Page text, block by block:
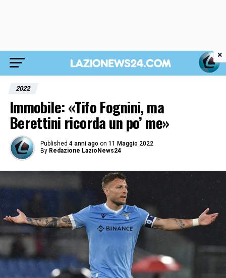
2022
Immobile: «Tifo Fognini, ma
Berettini ricorda un po’ me»
Published 4 anni ago on 11 Maggio 2022
By Redazione LazioNews24
×